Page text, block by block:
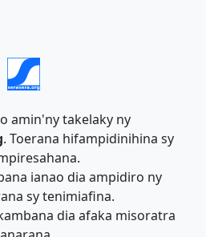
amin'ny takelaky ny
. Toerana hifampidinihina sy
ianao dia ampidiro ny
sy tenimiafina.
dia afaka misoratra